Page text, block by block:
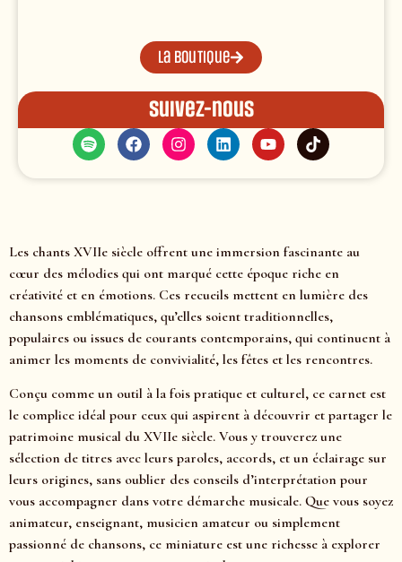
La boutique
Suivez-nous
Les chants XVIIe siècle offrent une immersion fascinante au
cœur des mélodies qui ont marqué cette époque riche en
créativité et en émotions. Ces recueils mettent en lumière des
chansons emblématiques, qu’elles soient traditionnelles,
populaires ou issues de courants contemporains, qui continuent à
animer les moments de convivialité, les fêtes et les rencontres.
Conçu comme un outil à la fois pratique et culturel, ce carnet est
le complice idéal pour ceux qui aspirent à découvrir et partager le
patrimoine musical du XVIIe siècle. Vous y trouverez une
sélection de titres avec leurs paroles, accords, et un éclairage sur
leurs origines, sans oublier des conseils d’interprétation pour
vous accompagner dans votre démarche musicale. Que vous soyez
animateur, enseignant, musicien amateur ou simplement
passionné de chansons, ce miniature est une richesse à explorer